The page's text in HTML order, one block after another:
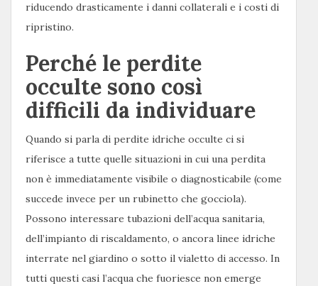
riducendo drasticamente i danni collaterali e i costi di
ripristino.
Perché le perdite
occulte sono così
difficili da individuare
Quando si parla di perdite idriche occulte ci si
riferisce a tutte quelle situazioni in cui una perdita
non è immediatamente visibile o diagnosticabile (come
succede invece per un rubinetto che gocciola).
Possono interessare tubazioni dell’acqua sanitaria,
dell’impianto di riscaldamento, o ancora linee idriche
interrate nel giardino o sotto il vialetto di accesso. In
tutti questi casi l’acqua che fuoriesce non emerge